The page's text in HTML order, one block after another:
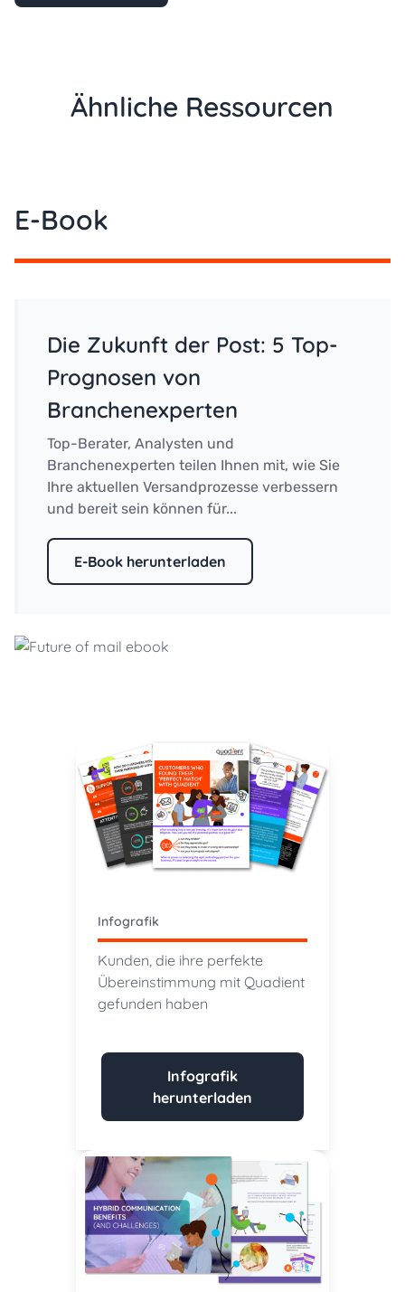
Ähnliche Ressourcen
E-Book
Die Zukunft der Post: 5 Top-
Prognosen von
Branchenexperten
Top-Berater, Analysten und
Branchenexperten teilen Ihnen mit, wie Sie
Ihre aktuellen Versandprozesse verbessern
und bereit sein können für...
E-Book herunterladen
Infografik
Kunden, die ihre perfekte
Übereinstimmung mit Quadient
gefunden haben
Infografik
herunterladen